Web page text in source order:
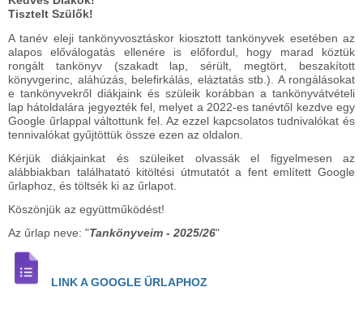
Tisztelt Szülők!
A tanév eleji tankönyvosztáskor kiosztott tankönyvek esetében az
alapos előválogatás ellenére is előfordul, hogy marad köztük
rongált tankönyv (szakadt lap, sérült, megtört, beszakított
könyvgerinc, aláhúzás, belefirkálás, eláztatás stb.). A rongálásokat
e tankönyvekről diákjaink és szüleik korábban a tankönyvátvételi
lap hátoldalára jegyezték fel, melyet a 2022-es tanévtől kezdve egy
Google űrlappal váltottunk fel. Az ezzel kapcsolatos tudnivalókat és
tennivalókat gyűjtöttük össze ezen az oldalon.
Kérjük diákjainkat és szüleiket olvassák el figyelmesen az
alábbiakban találhatató kitöltési útmutatót a fent említett Google
űrlaphoz, és töltsék ki az űrlapot.
Köszönjük az együttműködést!
Az űrlap neve: "Tankönyveim - 2025/26"
LINK A GOOGLE ŰRLAPHOZ